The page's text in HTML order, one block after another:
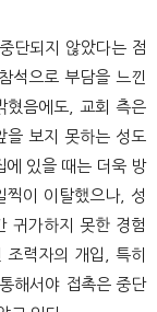
단되지 않았다는 점
석으로 부담을 느낀
혔음에도, 교회 측은
을 보지 못하는 성도
에 있을 때는 더욱 방
찍이 이탈했으나, 성
귀가하지 못한 경험
력자의 개입, 특히
해서야 접촉은 중단